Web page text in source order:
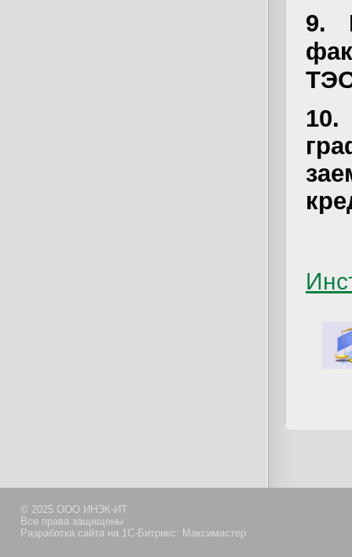
9.
© 2025 ООО ИНЭК-ИТ
Все права защищены
Разработка сайта на 1С-Битрикс: Максимастер